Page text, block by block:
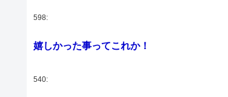
598:
嬉しかった事ってこれか！
540: